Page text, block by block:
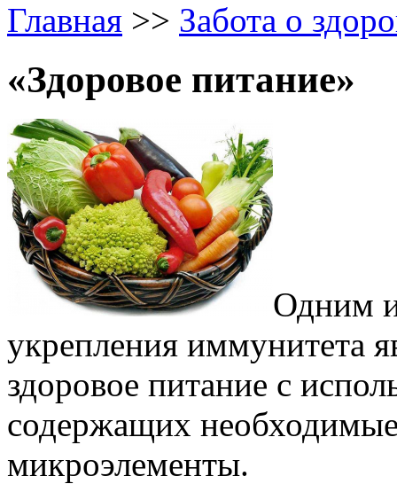
Главная >> Забота о
«Здоровое питание»
Одним
укрепления иммунитета
здоровое питание с
содержащих
микроэлементы.